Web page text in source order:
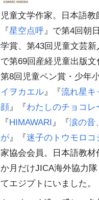
児童文学作家。日本語教
『星空点呼』で第4回朝
学賞、第43回児童文芸新
で第69回産経児童出版文
第8回児童ペン賞・少年
イヲカエル』『流れ星キ
顔』『わたしのチョコレ
『HIMAWARI』『涙の音
が』『迷子のトウモロコ
家協会会員。日本語教材
か月だけJICA海外協力
てエジプトにいました。